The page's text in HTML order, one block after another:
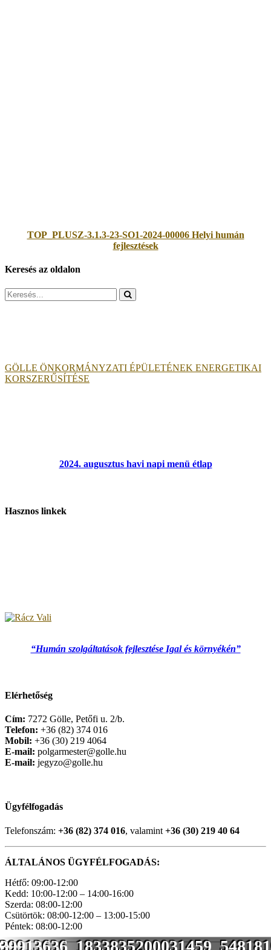
TOP_PLUSZ-3.1.3-23-SO1-2024-00006 Helyi humán
fejlesztések
Keresés az oldalon
Search
for:
GÖLLE ÖNKORMÁNYZATI ÉPÜLETÉNEK ENERGETIKAI
KORSZERŰSÍTÉSE
2024. augusztus havi napi menü étlap
Hasznos linkek
“Humán szolgáltatások fejlesztése Igal és környékén”
Elérhetőség
Cím: 7272 Gölle, Petőfi u. 2/b.
Telefon: +36 (82) 374 016
Mobil: +36 (30) 219 4064
E-mail: polgarmester@golle.hu
E-mail: jegyzo@golle.hu
Ügyfélfogadás
Telefonszám: +36 (82) 374 016, valamint +36 (30) 219 40 64
ÁLTALÁNOS ÜGYFÉLFOGADÁS:
Hétfő: 09:00-12:00
Kedd: 10:00-12:00 – 14:00-16:00
Szerda: 08:00-12:00
Csütörtök: 08:00-12:00 – 13:00-15:00
Péntek: 08:00-12:00